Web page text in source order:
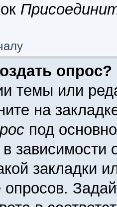
опрос?
темы или
на
под
зависимости
закладки
опросов.